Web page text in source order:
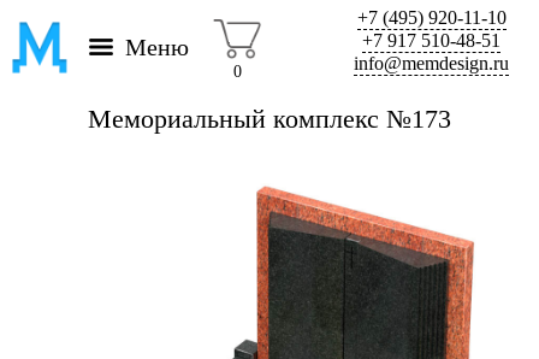
Меню
0
+7 (495) 920-11-10
+7 917 510-48-51
info@memdesign.ru
Мемориальный комплекс №173